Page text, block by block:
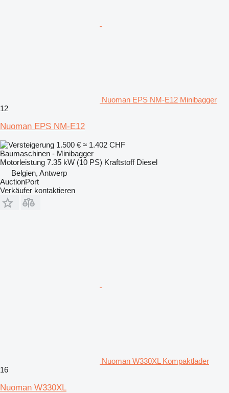
Nuoman EPS NM-E12 Minibagger
12
Nuoman EPS NM-E12
1.500 € ≈ 1.402 CHF
Baumaschinen - Minibagger
Motorleistung 7.35 kW (10 PS) Kraftstoff Diesel
Belgien, Antwerp
AuctionPort
Verkäufer kontaktieren
Nuoman W330XL Kompaktlader
16
Nuoman W330XL